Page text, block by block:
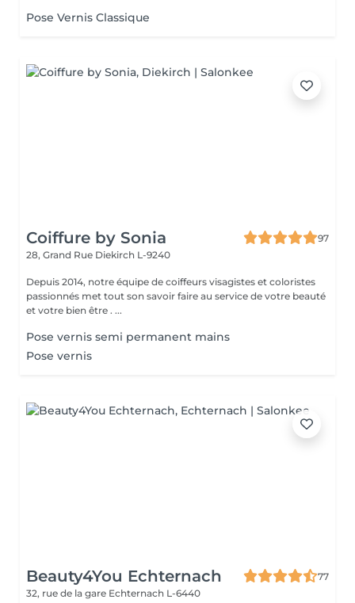
Pose Vernis Classique
Coiffure by Sonia
97
28, Grand Rue Diekirch L-9240
Depuis 2014, notre équipe de coiffeurs visagistes et coloristes
passionnés met tout son savoir faire au service de votre beauté
et votre bien être . ...
Pose vernis semi permanent mains
Pose vernis
Beauty4You Echternach
77
32, rue de la gare Echternach L-6440